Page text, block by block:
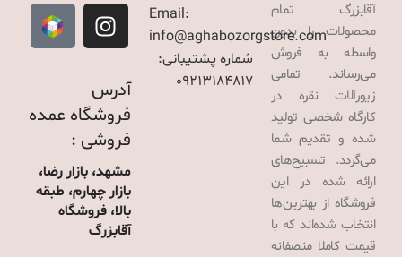
آقابزرگ تمام
محصولات را بدون
واسطه به فروش
می‌رساند. تمامی
زیورآلات نقره در
کارگاه شخصی تولید
شده و تقدیم شما
می‌گردد. تسبیح‌های
ارائه شده در این
فروشگاه از بهترین‌ها
انتخاب شده‌اند که با
قیمت کاملا منصفانه
Email:
info@aghabozorgstore.com
شماره پشتیبانی:
09213184817
آدرس
فروشگاه عمده
فروشی :
مشهد، بازار رضا،
بازار چهارم، طبقه
بالا، فروشگاه
آقابزرگ